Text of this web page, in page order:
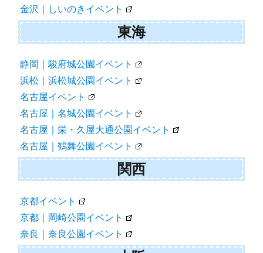
金沢｜しいのきイベント
東海
静岡｜駿府城公園イベント
浜松｜浜松城公園イベント
名古屋イベント
名古屋｜名城公園イベント
名古屋｜栄・久屋大通公園イベント
名古屋｜鶴舞公園イベント
関西
京都イベント
京都｜岡崎公園イベント
奈良｜奈良公園イベント